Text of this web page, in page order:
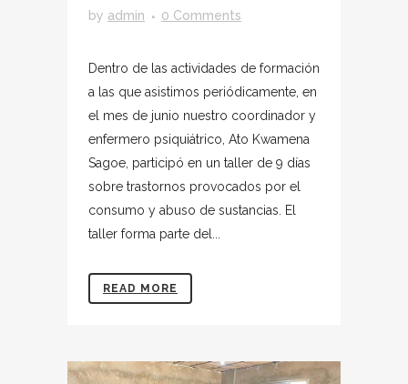
by admin 0 Comments
Dentro de las actividades de formación
a las que asistimos periódicamente, en
el mes de junio nuestro coordinador y
enfermero psiquiátrico, Ato Kwamena
Sagoe, participó en un taller de 9 días
sobre trastornos provocados por el
consumo y abuso de sustancias. El
taller forma parte del...
READ MORE